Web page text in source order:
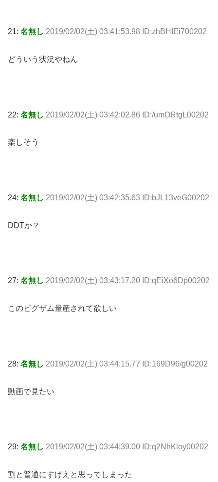
21: 名無し 2019/02/02(土) 03:41:53.98 ID:zhBHIEi700202
どういう状況やねん
22: 名無し 2019/02/02(土) 03:42:02.86 ID:/umORtgL00202
楽しそう
24: 名無し 2019/02/02(土) 03:42:35.63 ID:bJL13veG00202
DDTか？
27: 名無し 2019/02/02(土) 03:43:17.20 ID:qEiXo6Dp00202
このビグザム量産されて欲しい
28: 名無し 2019/02/02(土) 03:44:15.77 ID:169D96/g00202
動画で見たい
29: 名無し 2019/02/02(土) 03:44:39.00 ID:q2NhKloy00202
割と普通にすげえと思ってしまった